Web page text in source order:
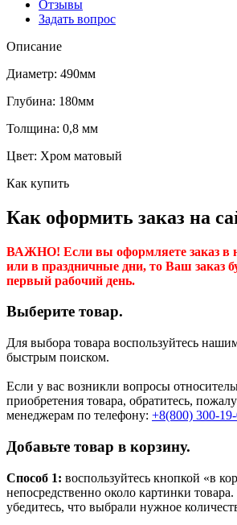
Отзывы
Задать вопрос
Описание
Диаметр: 490мм
Глубина: 180мм
Толщина: 0,8 мм
Цвет: Хром матовый
Как купить
Как оформить заказ на
ВАЖНО! Если вы оформляете заказ в
или в праздничные дни, то Ваш заказ
первый рабочий день.
Выберите товар.
Для выбора товара воспользуйтесь
быстрым поиском.
Если у вас возникли вопросы
приобретения товара, обратитесь,
менеджерам по телефону: +8(800) 300-
Добавьте товар в корзину.
Способ 1: воспользуйтесь кнопкой «в
непосредственно около картинки
убедитесь, что выбрали нужное